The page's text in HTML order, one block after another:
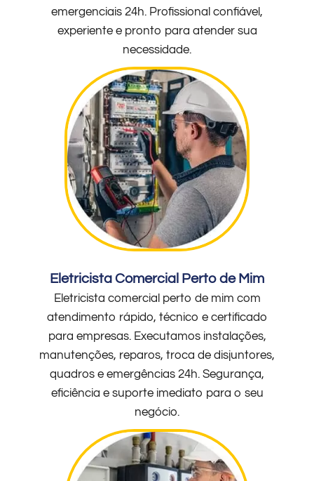
emergenciais 24h. Profissional confiável,
experiente e pronto para atender sua
necessidade.
Eletricista Comercial Perto de Mim
Eletricista comercial perto de mim com
atendimento rápido, técnico e certificado
para empresas. Executamos instalações,
manutenções, reparos, troca de disjuntores,
quadros e emergências 24h. Segurança,
eficiência e suporte imediato para o seu
negócio.